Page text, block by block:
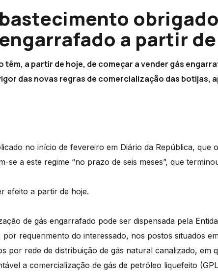
a partir
a partir de hoje, de começar a vender gás
das novas regras de comercialização das botijas,
no início de fevereiro em Diário da República, que
se a este regime “no prazo de seis meses”, que
efeito a partir de hoje.
de gás engarrafado pode ser dispensada pela
por requerimento do interessado, nos postos situados
por rede de distribuição de gás natural canalizado, em
a comercialização de gás de petróleo liquefeito